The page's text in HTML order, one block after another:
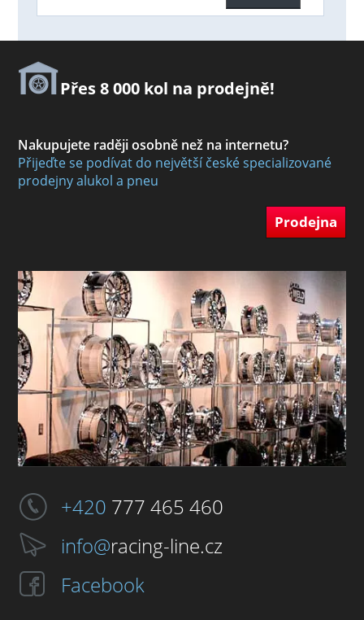
Přes 8 000 kol na prodejně!
Nakupujete raději osobně než na internetu?
Přijeďte se podívat do největší české specializované
prodejny alukol a pneu
Prodejna
+420 777 465 460
info@racing-line.cz
Facebook